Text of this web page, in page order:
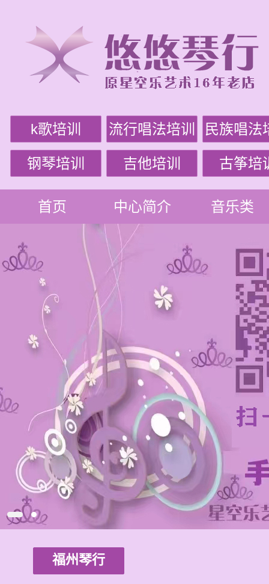
k歌培训 流行唱法培训 民族唱法
钢琴培训 吉他培训 古筝培
首页 中心简介 音乐类
福州琴行